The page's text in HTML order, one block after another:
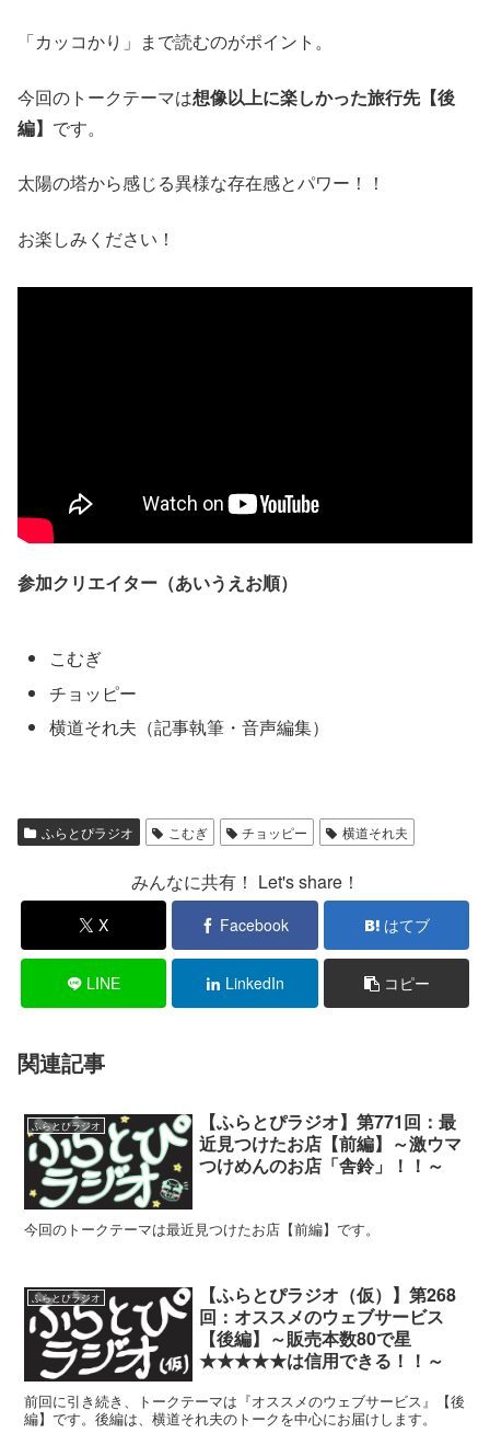
「カッコかり」まで読むのがポイント。
今回のトークテーマは想像以上に楽しかった旅行先【後
編】 です。
太陽の塔から感じる異様な存在感とパワー！！
お楽しみください！
参加クリエイター（あいうえお順）
こむぎ
チョッピー
横道それ夫（記事執筆・音声編集）
ふらとぴラジオ こむぎ チョッピー 横道それ夫
みんなに共有！ Let's share！
X Facebook はてブ
LINE LinkedIn コピー
関連記事
ふらとぴラジオ
【ふらとぴラジオ】第771回：最
近見つけたお店【前編】～激ウマ
つけめんのお店「舎鈴」！！～
今回のトークテーマは最近見つけたお店【前編】です。
ふらとぴラジオ
【ふらとぴラジオ（仮）】第268
回：オススメのウェブサービス
【後編】～販売本数80で星
★★★★★は信用できる！！～
前回に引き続き、トークテーマは『オススメのウェブサービス』【後
編】です。後編は、横道それ夫のトークを中心にお届けします。